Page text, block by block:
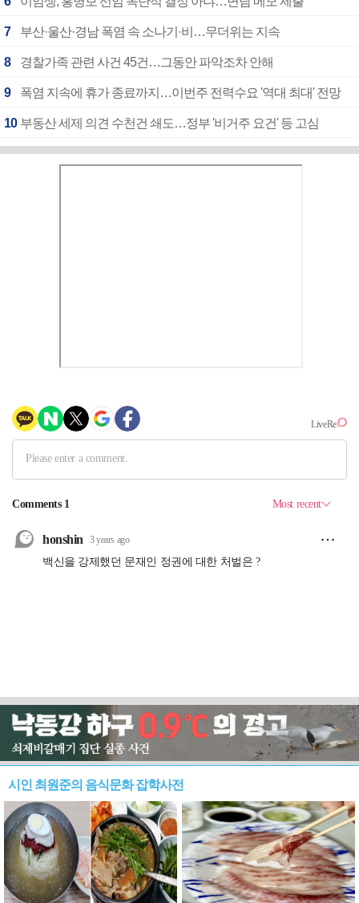
7 부산·울산·경남 폭염 속 소나기·비…무더위는 지속
8 경찰가족 관련 사건 45건…그동안 파악조차 안해
9 폭염 지속에 휴가 종료까지…이번주 전력수요 '역대 최대' 전망
10 부동산 세제 의견 수천건 쇄도…정부 '비거주 요건' 등 고심
시인 최원준의 음식문화 잡학사전